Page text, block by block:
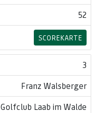
52
SCOREKARTE
3
Franz Walsberger
Golfclub Laab im Walde